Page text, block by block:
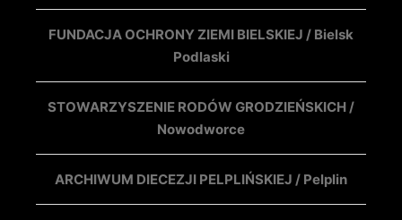
FUNDACJA OCHRONY ZIEMI BIELSKIEJ / Bielsk
Podlaski
STOWARZYSZENIE RODÓW GRODZIEŃSKICH /
Nowodworce
ARCHIWUM DIECEZJI PELPLIŃSKIEJ / Pelplin